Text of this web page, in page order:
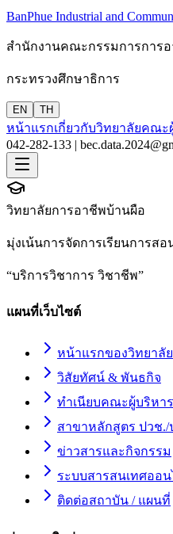
BanPhue Industrial and
สำนักงานคณะกรรมการการ
กระทรวงศึกษาธิการ
EN TH
หน้าแรกเกี่ยวกับวิทยาลัยคณะ
042-282-133 |
วิทยาลัยการอาชีพบ้านผือ
มุ่งเน้นการจัดการเรียนการส
“บริการวิชาการ วิชาชีพ”
แผนที่เว็บไซต์
หน้าแรกของวิทยาลัย
วิสัยทัศน์ & พันธกิจ
ทำเนียบคณะผู้บริหาร
สาขาหลักสูตร ปวช./
ข่าวสารและกิจกรรม
ระบบสารสนเทศออ
ติดต่อสถาบัน / แผนที่